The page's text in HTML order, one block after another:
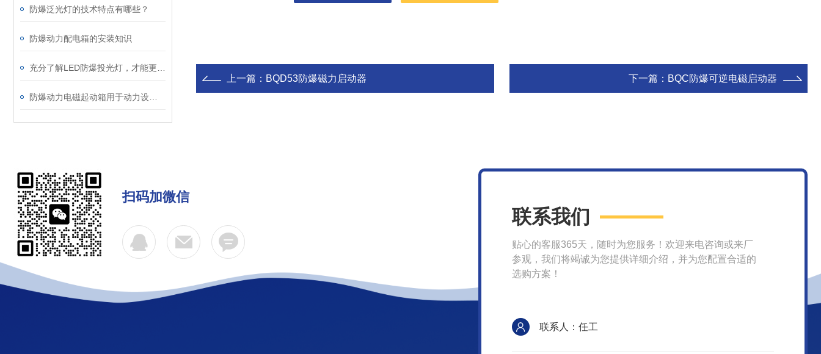
防爆泛光灯的技术特点有哪些？
防爆动力配电箱的安装知识
上一篇： BQD53防爆磁力启动器 下一篇： BQC防爆可逆电磁启动器
扫码加微信
联系我们
贴心的客服365天，随时为您服务！欢迎来电咨询或来厂
参观，我们将竭诚为您提供详细介绍，并为您配置合适的
选购方案！
联系人：任工